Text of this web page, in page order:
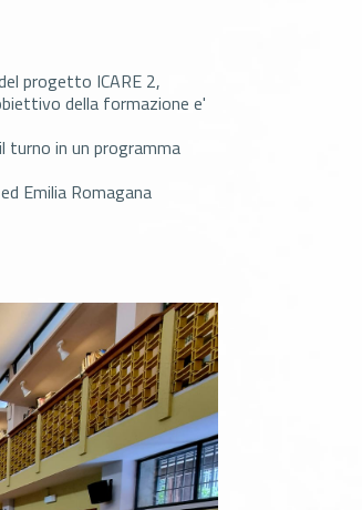
progetto ICARE 2,
della formazione e'
turno in un programma
Emilia Romagana